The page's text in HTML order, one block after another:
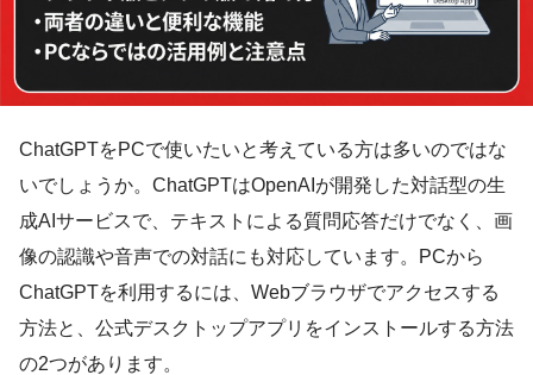
ChatGPTをPCで使いたいと考えている方は多いのではな
いでしょうか。ChatGPTはOpenAIが開発した対話型の生
成AIサービスで、テキストによる質問応答だけでなく、画
像の認識や音声での対話にも対応しています。PCから
ChatGPTを利用するには、Webブラウザでアクセスする
方法と、公式デスクトップアプリをインストールする方法
の2つがあります。